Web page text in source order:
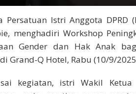
Persatuan Istri Anggota DPRD
menghadiri Workshop
Gender dan Hak Anak
Grand-Q Hotel, Rabu (10/9/
kegiatan, istri Wakil Ketua